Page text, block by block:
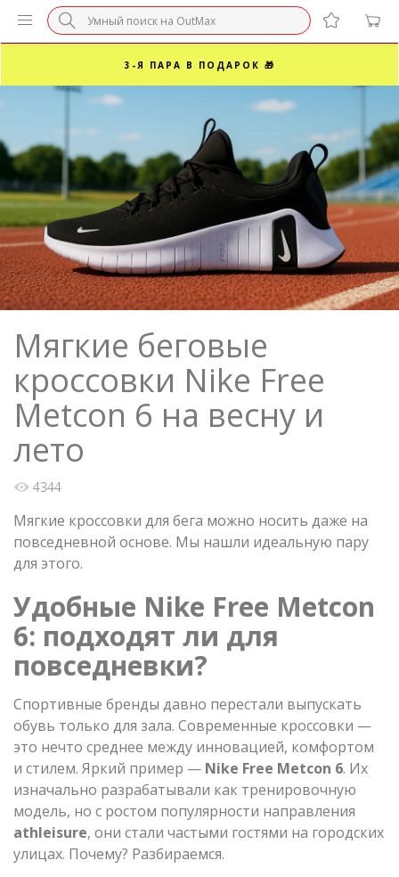
БЕЗ НАЦЕНКИ МАРКЕТПЛЕЙСОВ ⚡ ВАШ РАЗМЕР
3-Я ПАРА В ПОДАРОК 🎁
ПОСЛЕДНИЕ РАЗМЕРЫ ОТ 1500₽⚡️
СУПЕРАКЦИЯ 🔥 2-Я ПАРА -50%
Мягкие беговые
кроссовки Nike Free
Metcon 6 на весну и
лето
4344
Мягкие кроссовки для бега можно носить даже на
повседневной основе. Мы нашли идеальную пару
для этого.
Удобные Nike Free Metcon
6: подходят ли для
повседневки?
Спортивные бренды давно перестали выпускать
обувь только для зала. Современные кроссовки —
это нечто среднее между инновацией, комфортом
и стилем. Яркий пример — Nike Free Metcon 6. Их
изначально разрабатывали как тренировочную
модель, но с ростом популярности направления
athleisure, они стали частыми гостями на городских
улицах. Почему? Разбираемся.